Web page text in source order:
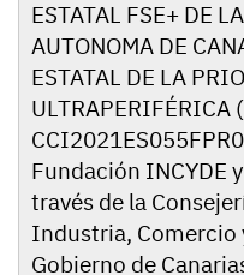
ESTATAL FSE+ DE
AUTONOMA DE
ESTATAL DE LA
ULTRAPERIFÉRICA
Fundación INCYDE
través de la
Industria, Comercio
Gobierno de